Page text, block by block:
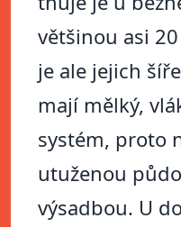
většinou asi
je ale jejich
mají mělký,
systém, proto
utuženou
výsadbou. U